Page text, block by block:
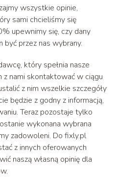
wszystkie opinie,
sami chcieliśmy się
upewnimy się, czy dany
przez nas wybrany.
który spełnia nasze
z nami skontaktować w ciągu
z nim wszelkie szczegóły
będzie z godny z informacją,
Teraz pozostaje tylko
wykonana wybrana
zadowoleni. Do fixly.pl
z innych oferowanych
naszą własną opinię dla